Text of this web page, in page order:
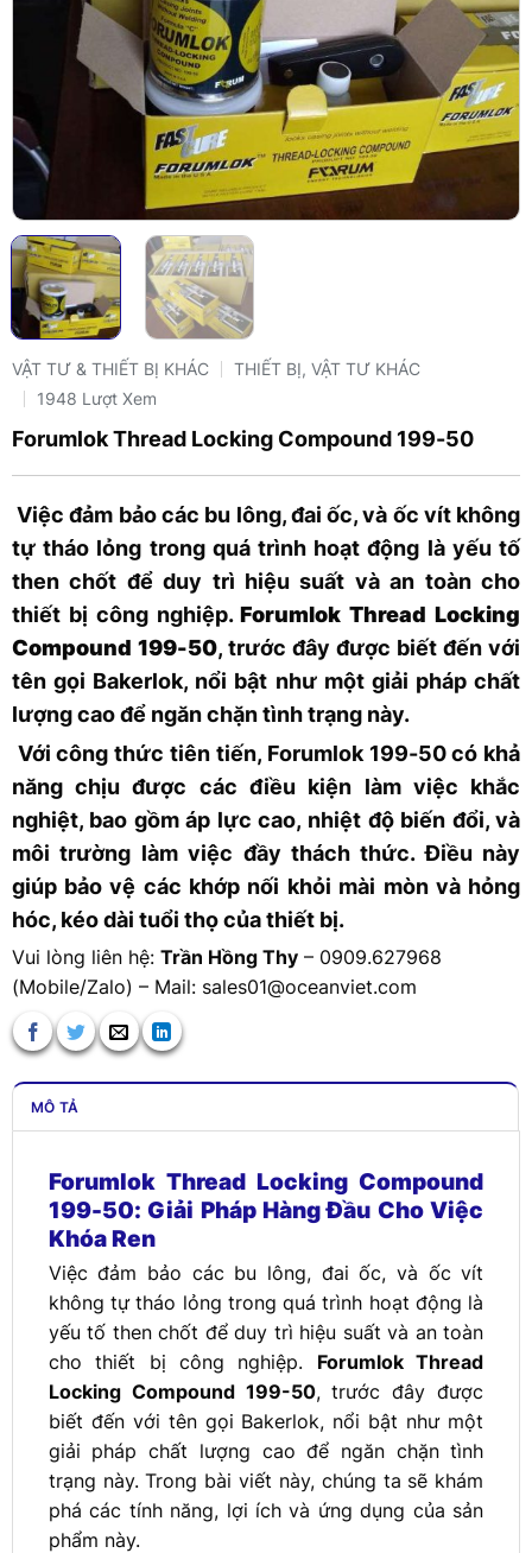
VẬT TƯ & THIẾT BỊ KHÁC
THIẾT BỊ, VẬT TƯ KHÁC
1948 Lượt Xem
Forumlok Thread Locking Compound 199-50
Việc đảm bảo các bu lông, đai ốc, và ốc vít không
tự tháo lỏng trong quá trình hoạt động là yếu tố
then chốt để duy trì hiệu suất và an toàn cho
thiết bị công nghiệp.Forumlok Thread Locking
Compound 199-50, trước đây được biết đến với
tên gọi Bakerlok, nổi bật như một giải pháp chất
lượng cao để ngăn chặn tình trạng này.
Với công thức tiên tiến, Forumlok 199-50 có khả
năng chịu được các điều kiện làm việc khắc
nghiệt, bao gồm áp lực cao, nhiệt độ biến đổi, và
môi trường làm việc đầy thách thức. Điều này
giúp bảo vệ các khớp nối khỏi mài mòn và hỏng
hóc, kéo dài tuổi thọ của thiết bị.
Vui lòng liên hệ: Trần Hồng Thy– 0909.627968
(Mobile/Zalo) – Mail: sales01@oceanviet.com
MÔ TẢ
Forumlok Thread Locking Compound
199-50: Giải Pháp Hàng Đầu Cho Việc
Khóa Ren
Việc đảm bảo các bu lông, đai ốc, và ốc vít
không tự tháo lỏng trong quá trình hoạt động là
yếu tố then chốt để duy trì hiệu suất và an toàn
cho thiết bị công nghiệp. Forumlok Thread
Locking Compound 199-50, trước đây được
biết đến với tên gọi Bakerlok, nổi bật như một
giải pháp chất lượng cao để ngăn chặn tình
trạng này. Trong bài viết này, chúng ta sẽ khám
phá các tính năng, lợi ích và ứng dụng của sản
phẩm này.